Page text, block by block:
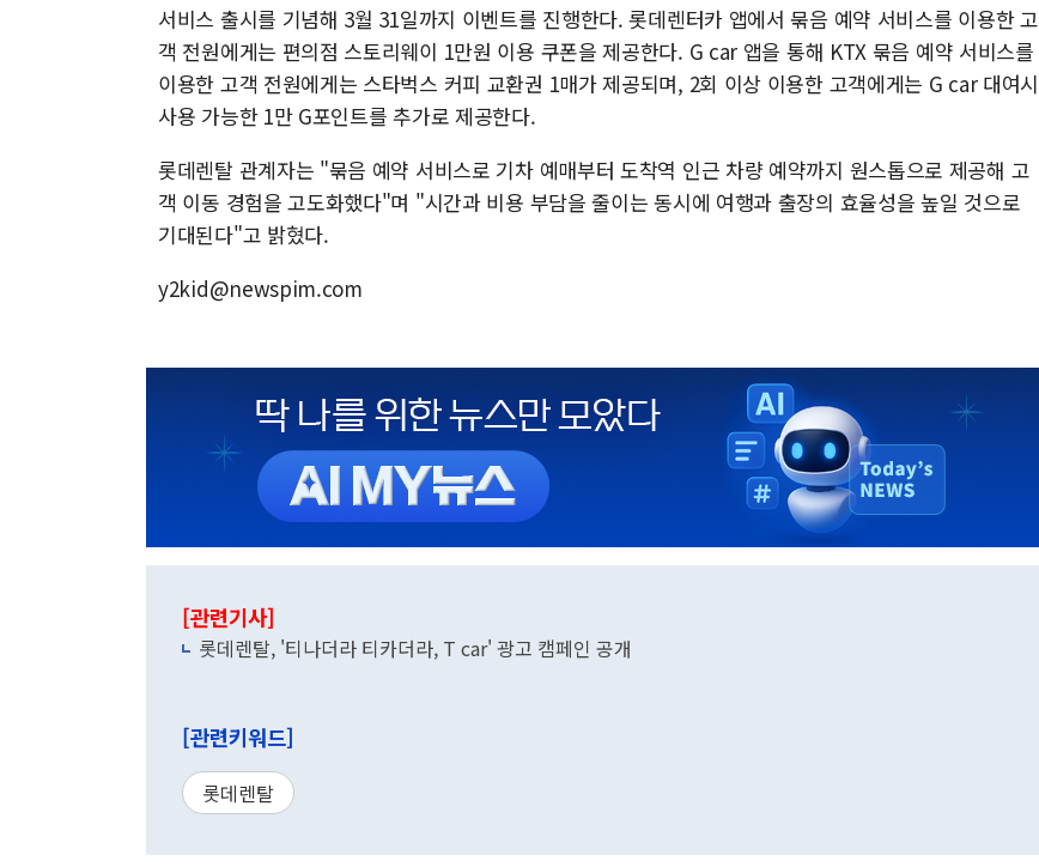
서비스 출시를 기념해 3월 31일까지 이벤트를 진행한다. 롯데렌터카 앱에서 묶음 예약 서비스를 이용한 고
객 전원에게는 편의점 스토리웨이 1만원 이용 쿠폰을 제공한다. G car 앱을 통해 KTX 묶음 예약 서비스를
이용한 고객 전원에게는 스타벅스 커피 교환권 1매가 제공되며, 2회 이상 이용한 고객에게는 G car 대여시
사용 가능한 1만 G포인트를 추가로 제공한다.
롯데렌탈 관계자는 "묶음 예약 서비스로 기차 예매부터 도착역 인근 차량 예약까지 원스톱으로 제공해 고
객 이동 경험을 고도화했다"며 "시간과 비용 부담을 줄이는 동시에 여행과 출장의 효율성을 높일 것으로
기대된다"고 밝혔다.
y2kid@newspim.com
[관련기사]
롯데렌탈, '티나더라 티카더라, T car' 광고 캠페인 공개
[관련키워드]
롯데렌탈